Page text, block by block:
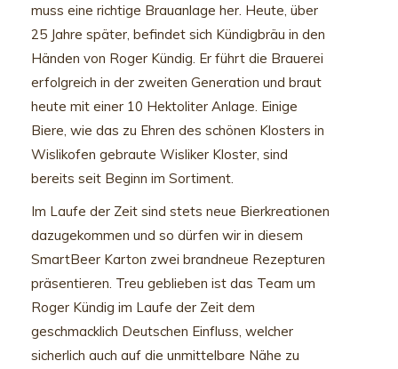
muss eine richtige Brauanlage her. Heute, über
25 Jahre später, befindet sich Kündigbräu in den
Händen von Roger Kündig. Er führt die Brauerei
erfolgreich in der zweiten Generation und braut
heute mit einer 10 Hektoliter Anlage. Einige
Biere, wie das zu Ehren des schönen Klosters in
Wislikofen gebraute Wisliker Kloster, sind
bereits seit Beginn im Sortiment.
Im Laufe der Zeit sind stets neue Bierkreationen
dazugekommen und so dürfen wir in diesem
SmartBeer Karton zwei brandneue Rezepturen
präsentieren. Treu geblieben ist das Team um
Roger Kündig im Laufe der Zeit dem
geschmacklich Deutschen Einfluss, welcher
sicherlich auch auf die unmittelbare Nähe zu